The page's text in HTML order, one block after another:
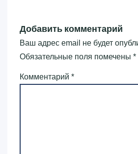
Добавить комментарий
Ваш адрес email не будет
Обязательные поля помечены *
Комментарий *